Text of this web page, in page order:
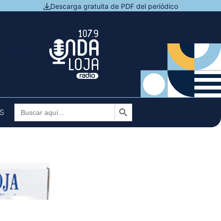
Descarga gratuita de PDF del periódico
Buscar: Botón de búsqueda